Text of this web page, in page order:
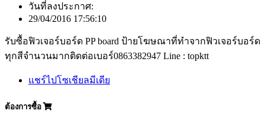
วันที่ลงประกาศ:
29/04/2016 17:56:10
รับซื้อฟิวเจอร์บอร์ด PP board ป้ายโฆษณาที่ทำจากฟิวเจอร์บอร์ด
ทุกสีจำนวนมากติดต่อเบอร์0863382947 Line : topktt
แชร์ไปโซเชียลมีเดีย
ต้องการซื้อ